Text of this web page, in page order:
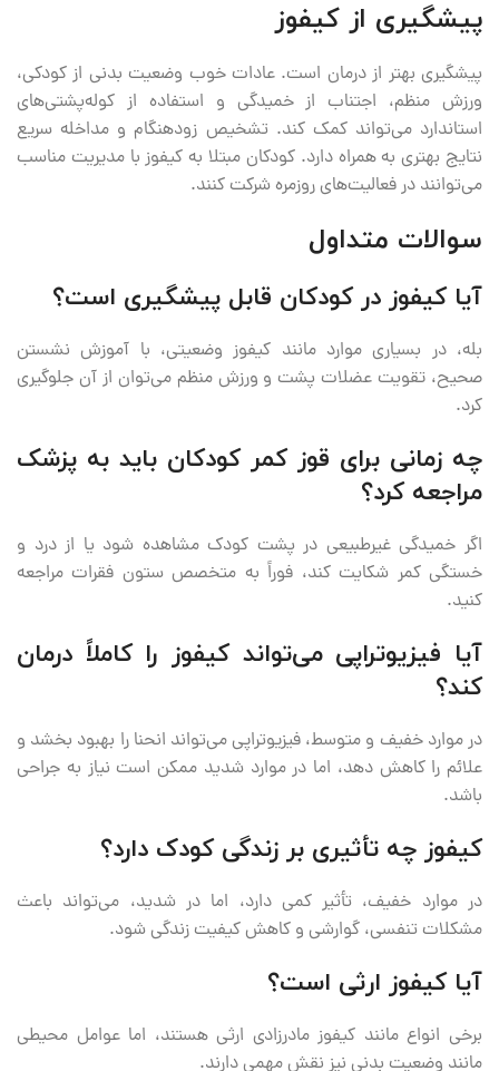
پیشگیری از کیفوز
پیشگیری بهتر از درمان است. عادات خوب وضعیت بدنی از کودکی،
ورزش منظم، اجتناب از خمیدگی و استفاده از کوله‌پشتی‌های
استاندارد می‌تواند کمک کند. تشخیص زودهنگام و مداخله سریع
نتایج بهتری به همراه دارد. کودکان مبتلا به کیفوز با مدیریت مناسب
می‌توانند در فعالیت‌های روزمره شرکت کنند.
سوالات متداول
آیا کیفوز در کودکان قابل پیشگیری است؟
بله، در بسیاری موارد مانند کیفوز وضعیتی، با آموزش نشستن
صحیح، تقویت عضلات پشت و ورزش منظم می‌توان از آن جلوگیری
کرد.
چه زمانی برای قوز کمر کودکان باید به پزشک
مراجعه کرد؟
اگر خمیدگی غیرطبیعی در پشت کودک مشاهده شود یا از درد و
خستگی کمر شکایت کند، فوراً به متخصص ستون فقرات مراجعه
کنید.
آیا فیزیوتراپی می‌تواند کیفوز را کاملاً درمان
کند؟
در موارد خفیف و متوسط، فیزیوتراپی می‌تواند انحنا را بهبود بخشد و
علائم را کاهش دهد، اما در موارد شدید ممکن است نیاز به جراحی
باشد.
کیفوز چه تأثیری بر زندگی کودک دارد؟
در موارد خفیف، تأثیر کمی دارد، اما در شدید، می‌تواند باعث
مشکلات تنفسی، گوارشی و کاهش کیفیت زندگی شود.
آیا کیفوز ارثی است؟
برخی انواع مانند کیفوز مادرزادی ارثی هستند، اما عوامل محیطی
مانند وضعیت بدنی نیز نقش مهمی دارند.